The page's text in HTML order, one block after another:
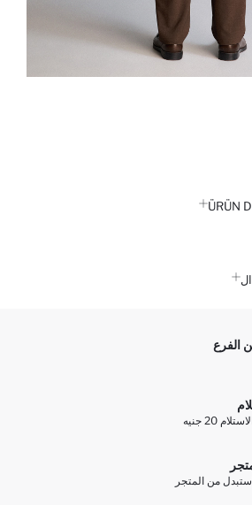
ÜRÜN
الفرع
20 جنيه
من المتجر